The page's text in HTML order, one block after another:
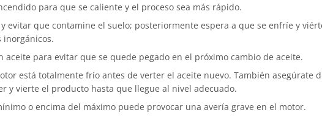
para que se caliente y el proceso sea más rápido.
evitar que contamine el suelo; posteriormente espera a que se enfríe y
inorgánicos.
para evitar que se quede pegado en el próximo cambio de aceite.
está totalmente frío antes de verter el aceite nuevo. También asegúrate
y vierte el producto hasta que llegue al nivel adecuado.
o encima del máximo puede provocar una avería grave en el motor.